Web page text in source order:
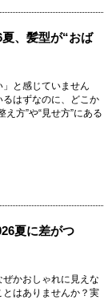
、髪型が“おば
」と感じていません
はずなのに、どこか
方”や“見せ方”にある
夏に差がつ
かおしゃれに見えな
はありませんか？実